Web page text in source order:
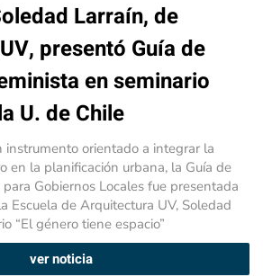
Larraín, de
presentó Guía de
en seminario
U. de Chile
instrumento orientado a integrar la
en la planificación urbana, la Guía de
Gobiernos Locales fue presentada
Escuela de Arquitectura UV, Soledad
“El género tiene espacio”
ver noticia